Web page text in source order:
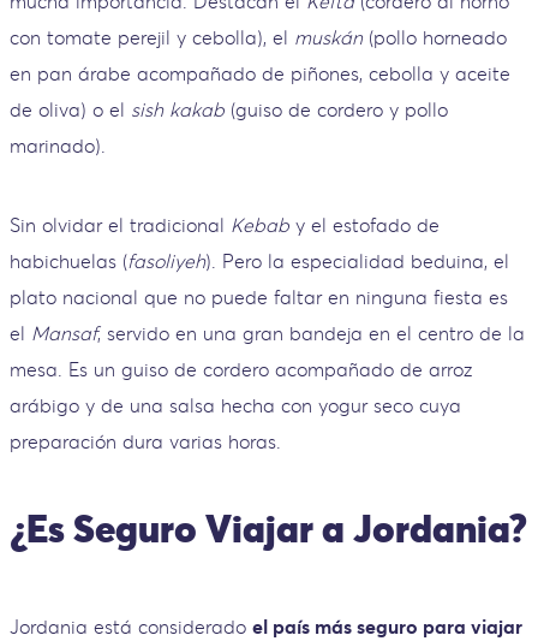
con tomate perejil y cebolla), el muskán (pollo horneado
en pan árabe acompañado de piñones, cebolla y aceite
de oliva) o el sish kakab (guiso de cordero y pollo
marinado).
Sin olvidar el tradicional Kebab y el estofado de
habichuelas (fasoliyeh). Pero la especialidad beduina, el
plato nacional que no puede faltar en ninguna fiesta es
el Mansaf, servido en una gran bandeja en el centro de la
mesa. Es un guiso de cordero acompañado de arroz
arábigo y de una salsa hecha con yogur seco cuya
preparación dura varias horas.
¿Es Seguro Viajar a Jordania?
Jordania está considerado el país más seguro para viajar